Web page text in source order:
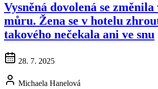
Vysněná dovolená se
můru. Žena se v hotelu
takového nečekala ani ve snu
28. 7. 2025
Michaela Hanelová